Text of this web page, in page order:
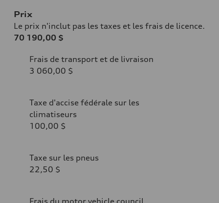
Prix
Le prix n'inclut pas les taxes et les frais de licence.
70 190,00 $
Frais de transport et de livraison
3 060,00 $
Taxe d'accise fédérale sur les
climatiseurs
100,00 $
Taxe sur les pneus
22,50 $
Frais du motor vehicle council